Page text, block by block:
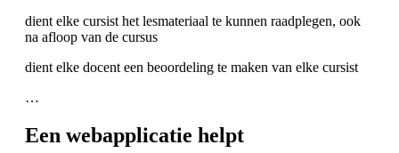
dient elke cursist het lesmateriaal te kunnen raadplegen, ook
na afloop van de cursus
dient elke docent een beoordeling te maken van elke cursist
…
Een webapplicatie helpt